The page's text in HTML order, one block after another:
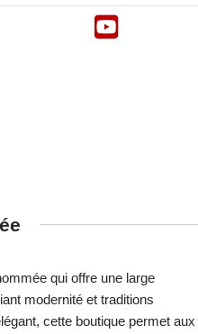
qui offre une large
modernité et traditions
cette boutique permet aux